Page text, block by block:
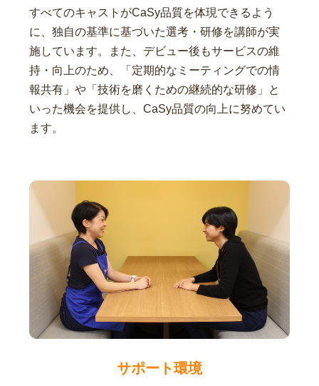
すべてのキャストがCaSy品質を体現できるよう
に、独自の基準に基づいた選考・研修を講師が実
施しています。また、デビュー後もサービスの維
持・向上のため、「定期的なミーティングでの情
報共有」や「技術を磨くための継続的な研修」と
いった機会を提供し、CaSy品質の向上に努めてい
ます。
サポート環境